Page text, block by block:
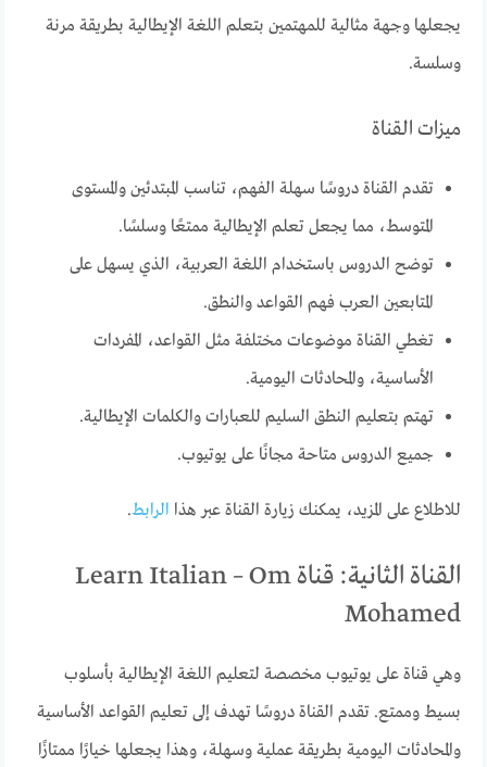
يجعلها وجهة مثالية للمهتمين بتعلم اللغة الإيطالية بطريقة مرنة
وسلسة.
ميزات القناة
تقدم القناة دروسًا سهلة الفهم، تناسب المبتدئين والمستوى
المتوسط، مما يجعل تعلم الإيطالية ممتعًا وسلسًا.
توضح الدروس باستخدام اللغة العربية، الذي يسهل على
المتابعين العرب فهم القواعد والنطق.
تغطي القناة موضوعات مختلفة مثل القواعد، المفردات
الأساسية، والمحادثات اليومية.
تهتم بتعليم النطق السليم للعبارات والكلمات الإيطالية.
جميع الدروس متاحة مجانًا على يوتيوب.
للاطلاع على المزيد، يمكنك زيارة القناة عبر هذا الرابط.
القناة الثانية: قناة Learn Italian – Om
Mohamed
وهي قناة على يوتيوب مخصصة لتعليم اللغة الإيطالية بأسلوب
بسيط وممتع. تقدم القناة دروسًا تهدف إلى تعليم القواعد الأساسية
والمحادثات اليومية بطريقة عملية وسهلة، وهذا يجعلها خيارًا ممتازًا